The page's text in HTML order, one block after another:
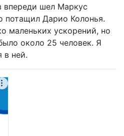
впереди шел Маркус
потащил Дарио Колонья.
маленьких ускорений, но
около 25 человек. Я
в ней.